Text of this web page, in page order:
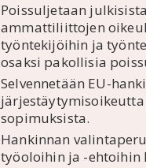
Poissuljetaan
ammattiliittojen
työntekijöihin ja
osaksi pakollisia
Selvennetään EU-
sopimuksista.
Hankinnan
työoloihin ja -ehtoihin